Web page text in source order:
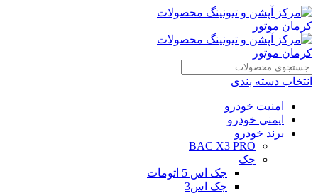
انتخاب دسته بندی
امنیت خودرو
ایمنی خودرو
برند خودرو
BAC X3 PRO
جک
جک اس 5 اتومات
جک اس3